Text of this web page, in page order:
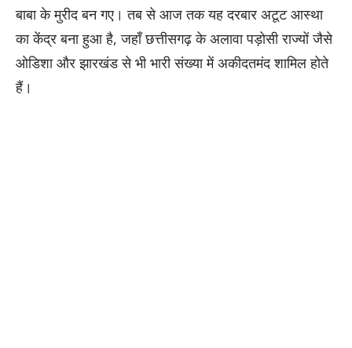
बाबा के मुरीद बन गए। तब से आज तक यह दरबार अटूट आस्था
का केंद्र बना हुआ है, जहाँ छत्तीसगढ़ के अलावा पड़ोसी राज्यों जैसे
ओडिशा और झारखंड से भी भारी संख्या में अकीदतमंद शामिल होते
हैं।